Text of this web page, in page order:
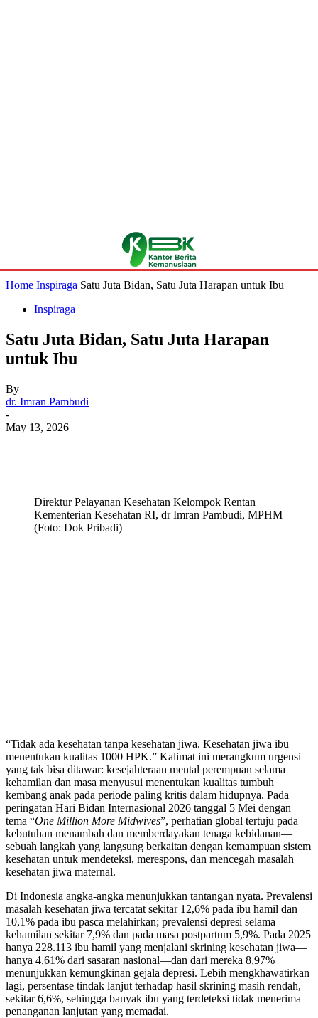
Home Inspiraga Satu Juta Bidan, Satu Juta Harapan untuk Ibu
Inspiraga
Satu Juta Bidan, Satu Juta Harapan
untuk Ibu
By
dr. Imran Pambudi
-
May 13, 2026
Direktur Pelayanan Kesehatan Kelompok Rentan
Kementerian Kesehatan RI, dr Imran Pambudi, MPHM
(Foto: Dok Pribadi)
“Tidak ada kesehatan tanpa kesehatan jiwa. Kesehatan jiwa ibu
menentukan kualitas 1000 HPK.” Kalimat ini merangkum urgensi
yang tak bisa ditawar: kesejahteraan mental perempuan selama
kehamilan dan masa menyusui menentukan kualitas tumbuh
kembang anak pada periode paling kritis dalam hidupnya. Pada
peringatan Hari Bidan Internasional 2026 tanggal 5 Mei dengan
tema “One Million More Midwives”, perhatian global tertuju pada
kebutuhan menambah dan memberdayakan tenaga kebidanan—
sebuah langkah yang langsung berkaitan dengan kemampuan sistem
kesehatan untuk mendeteksi, merespons, dan mencegah masalah
kesehatan jiwa maternal.
Di Indonesia angka-angka menunjukkan tantangan nyata. Prevalensi
masalah kesehatan jiwa tercatat sekitar 12,6% pada ibu hamil dan
10,1% pada ibu pasca melahirkan; prevalensi depresi selama
kehamilan sekitar 7,9% dan pada masa postpartum 5,9%. Pada 2025
hanya 228.113 ibu hamil yang menjalani skrining kesehatan jiwa—
hanya 4,61% dari sasaran nasional—dan dari mereka 8,97%
menunjukkan kemungkinan gejala depresi. Lebih mengkhawatirkan
lagi, persentase tindak lanjut terhadap hasil skrining masih rendah,
sekitar 6,6%, sehingga banyak ibu yang terdeteksi tidak menerima
penanganan lanjutan yang memadai.